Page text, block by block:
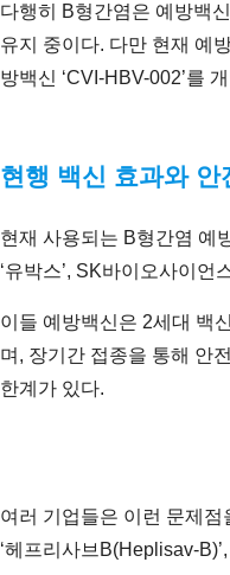
다행히 B형간염은 예방백
유지 중이다. 다만 현재 예
방백신 ‘CVI-HBV-002’를
현행 백신 효과와 안
현재 사용되는 B형간염 예
‘유박스’, SK바이오사이언
이들 예방백신은 2세대 백
며, 장기간 접종을 통해 안
한계가 있다.
여러 기업들은 이런 문제
‘헤프리사브B(Heplisav-